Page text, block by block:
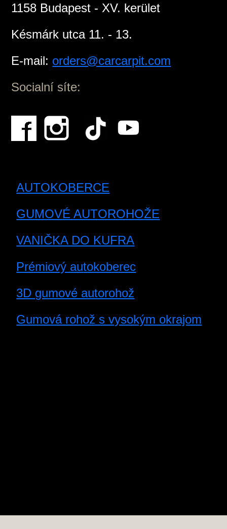
1158 Budapest - XV. kerület
Késmárk utca 11. - 13.
E-mail: orders@carcarpit.com
Socialní síte:
AUTOKOBERCE
GUMOVÉ AUTOROHOŽE
VANIČKA DO KUFRA
Prémiový autokoberec
3D gumové autorohož
Gumová rohož s vysokým okrajom